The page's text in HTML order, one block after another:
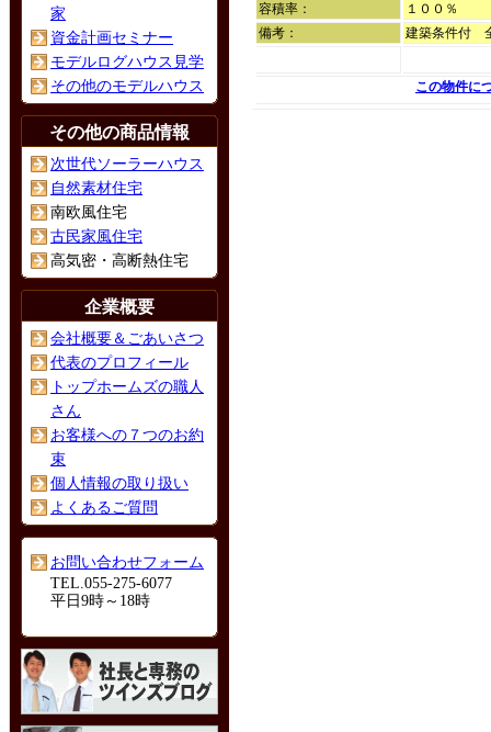
容積率：
１００％
備考：
建築条件付
この物件に
家
資金計画セミナー
モデルログハウス見学
その他のモデルハウス
その他の商品情報
次世代ソーラーハウス
自然素材住宅
南欧風住宅
古民家風住宅
高気密・高断熱住宅
企業概要
会社概要＆ごあいさつ
代表のプロフィール
トップホームズの職人
さん
お客様への７つのお約
束
個人情報の取り扱い
よくあるご質問
お問い合わせフォーム
TEL.055-275-6077
平日9時～18時